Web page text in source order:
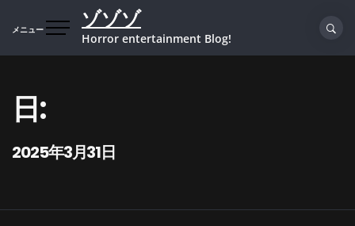
メニュー ゾゾゾ
Horror entertainment Blog!
日:
2025年3月31日